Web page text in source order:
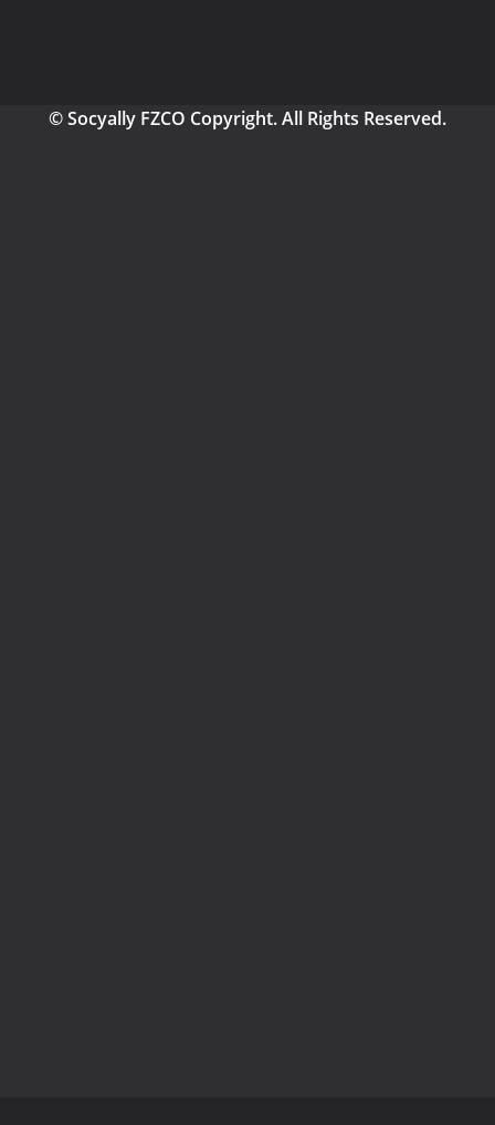
© Socyally FZCO Copyright. All Rights Reserved.